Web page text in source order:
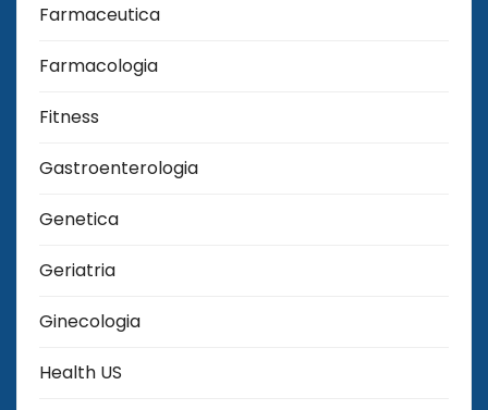
Farmaceutica
Farmacologia
Fitness
Gastroenterologia
Genetica
Geriatria
Ginecologia
Health US